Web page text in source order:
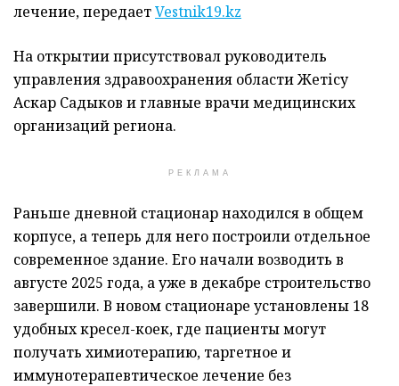
лечение, передаетVestnik19.kz
На открытии присутствовал руководитель
управления здравоохранения области Жетісу
Аскар Садыков и главные врачи медицинских
организаций региона.
РЕКЛАМА
Раньше дневной стационар находился в общем
корпусе, а теперь для него построили отдельное
современное здание. Его начали возводить в
августе 2025 года, а уже в декабре строительство
завершили. В новом стационаре установлены 18
удобных кресел-коек, где пациенты могут
получать химиотерапию, таргетное и
иммунотерапевтическое лечение без